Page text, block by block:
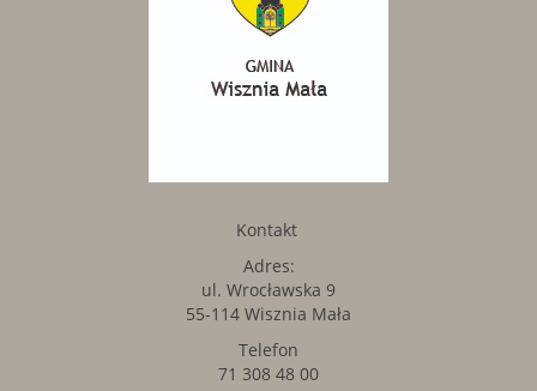
Kontakt
Adres:
ul. Wrocławska 9
55-114 Wisznia Mała
Telefon
71 308 48 00